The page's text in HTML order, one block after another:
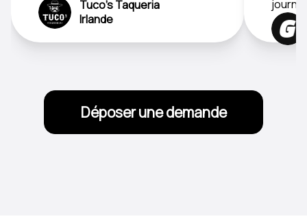
Tuco's Taqueria
Irlande
Déposer une demande